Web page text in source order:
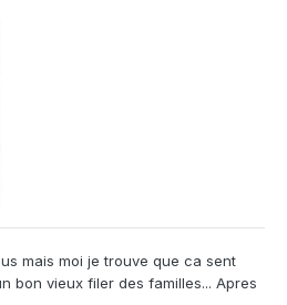
mais moi je trouve que ca sent
bon vieux filer des familles... Apres